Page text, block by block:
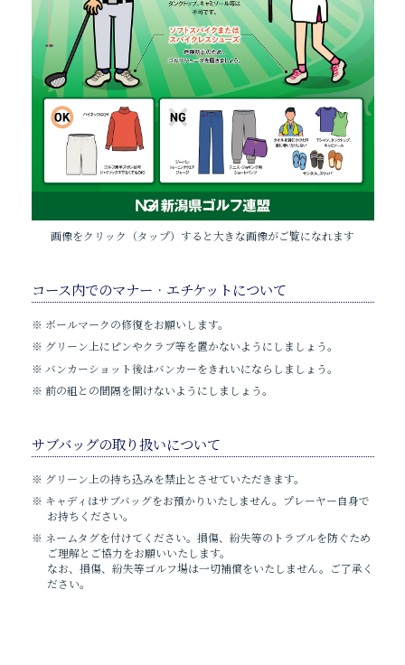
画像をクリック（タップ）すると大きな画像がご覧になれます
コース内でのマナー‧エチケットについて
※ ボールマークの修復をお願いします。
※ グリーン上にピンやクラブ等を置かないようにしましょう。
※ バンカーショット後はバンカーをきれいにならしましょう。
※ 前の組との間隔を開けないようにしましょう。
サブバッグの取り扱いについて
※ グリーン上の持ち込みを禁⽌とさせていただきます。
※ キャディはサブバッグをお預かりいたしません。プレーヤー⾃⾝で
お持ちください。
※ ネームタグを付けてください。損傷、紛失等のトラブルを防ぐため
ご理解とご協⼒をお願いいたします。
なお、損傷、紛失等ゴルフ場は⼀切補償をいたしません。ご了承く
ださい。